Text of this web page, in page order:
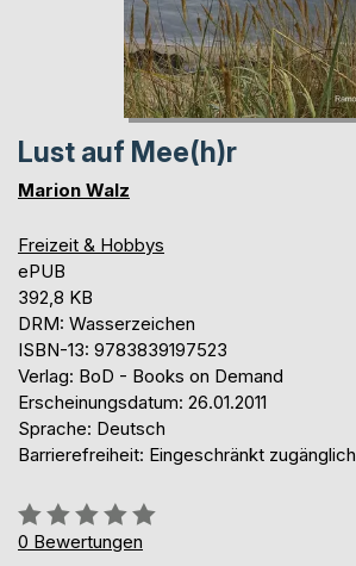
Lust auf Mee(h)r
Marion Walz
Freizeit & Hobbys
ePUB
392,8 KB
DRM: Wasserzeichen
ISBN-13: 9783839197523
Verlag: BoD - Books on Demand
Erscheinungsdatum: 26.01.2011
Sprache: Deutsch
Barrierefreiheit: Eingeschränkt zugänglich
Bewertung::
0%
0 Bewertungen